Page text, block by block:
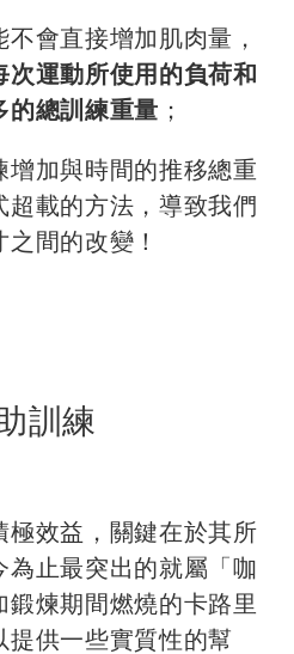
會直接增加肌肉量，
運動所使用的負荷和
的總訓練重量 ；
增加與時間的推移總重
載的方法，導致我們
間的改變！
訓練
極效益，關鍵在於其所
為止最突出的就屬「咖
鍛煉期間燃燒的卡路里
提供一些實質性的幫